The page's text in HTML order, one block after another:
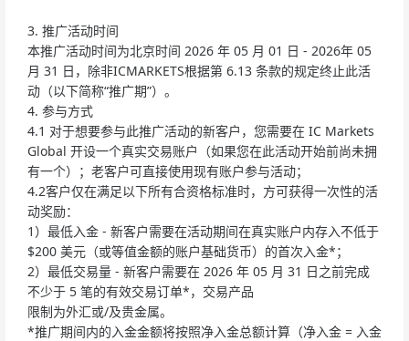
3. 推广活动时间
本推广活动时间为北京时间 2026 年 05 月 01 日 - 2026年 05
月 31 日，除非ICMARKETS根据第 6.13 条款的规定终止此活
动（以下简称“推广期”）。
4. 参与方式
4.1 对于想要参与此推广活动的新客户，您需要在 IC Markets
Global 开设一个真实交易账户（如果您在此活动开始前尚未拥
有一个）；老客户可直接使用现有账户参与活动；
4.2客户仅在满足以下所有合资格标准时，方可获得一次性的活
动奖励：
1）最低入金 - 新客户需要在活动期间在真实账户内存入不低于
$200 美元（或等值金额的账户基础货币）的首次入金*；
2）最低交易量 - 新客户需要在 2026 年 05 月 31 日之前完成
不少于 5 笔的有效交易订单*，交易产品
限制为外汇或/及贵金属。
*推广期间内的入金金额将按照净入金总额计算（净入金 = 入金